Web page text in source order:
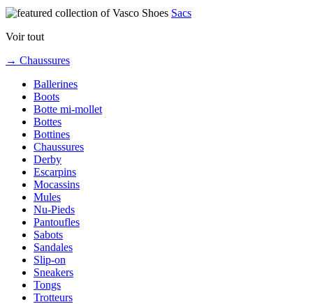
Sacs
Voir tout
→ Chaussures
Ballerines
Boots
Botte mi-mollet
Bottes
Bottines
Chaussures
Derby
Escarpins
Mocassins
Mules
Nu-Pieds
Pantoufles
Sabots
Sandales
Slip-on
Sneakers
Tongs
Trotteurs